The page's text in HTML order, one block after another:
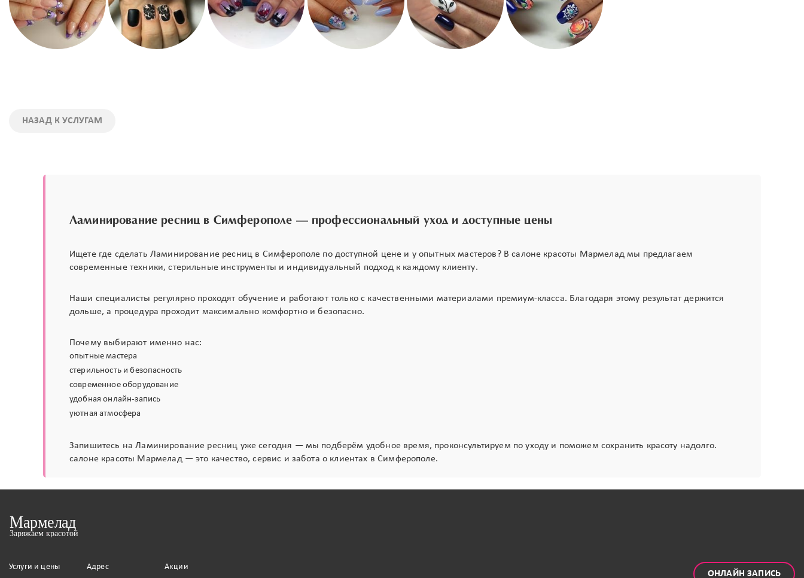
НАЗАД К УСЛУГАМ
Ламинирование ресниц в Симферополе — профессиональный уход и доступные цены
Ищете где сделать Ламинирование ресниц в Симферополе по доступной цене и у опытных мастеров? В салоне красоты Мармелад мы предлагаем
современные техники, стерильные инструменты и индивидуальный подход к каждому клиенту.
Наши специалисты регулярно проходят обучение и работают только с качественными материалами премиум-класса. Благодаря этому результат держится
дольше, а процедура проходит максимально комфортно и безопасно.
Почему выбирают именно нас:
опытные мастера
стерильность и безопасность
современное оборудование
удобная онлайн-запись
уютная атмосфера
Запишитесь на Ламинирование ресниц уже сегодня — мы подберём удобное время, проконсультируем по уходу и поможем сохранить красоту надолго.
салоне красоты Мармелад — это качество, сервис и забота о клиентах в Симферополе.
Услуги и цены Адрес Акции
ОНЛАЙН ЗАПИСЬ